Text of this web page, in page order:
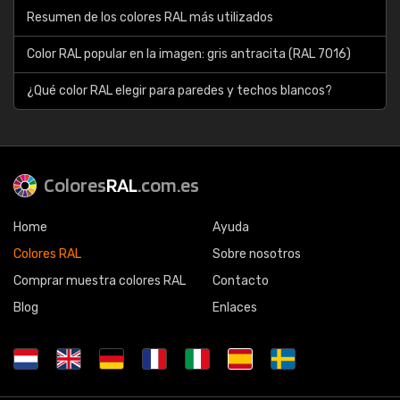
Resumen de los colores RAL más utilizados
Color RAL popular en la imagen: gris antracita (RAL 7016)
¿Qué color RAL elegir para paredes y techos blancos?
ColoresRAL.com.es
Home
Colores RAL
Comprar muestra colores RAL
Blog
Ayuda
Sobre nosotros
Contacto
Enlaces